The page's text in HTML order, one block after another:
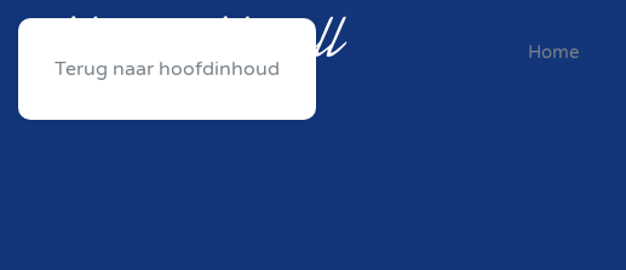
Terug naar hoofdinhoud
Home